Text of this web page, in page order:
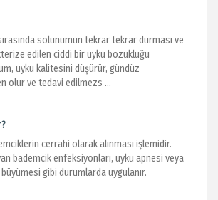
solunumun tekrar tekrar durması ve
edilen ciddi bir uyku bozukluğu
uyku kalitesini düşürür, gündüz
olur ve tedavi edilmezs ...
cerrahi olarak alınması işlemidir.
bademcik enfeksiyonları, uyku apnesi veya
büyümesi gibi durumlarda uygulanır.